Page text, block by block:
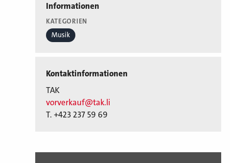
Informationen
KATEGORIEN
Musik
Kontaktinformationen
TAK
vorverkauf@tak.li
T. +423 237 59 69